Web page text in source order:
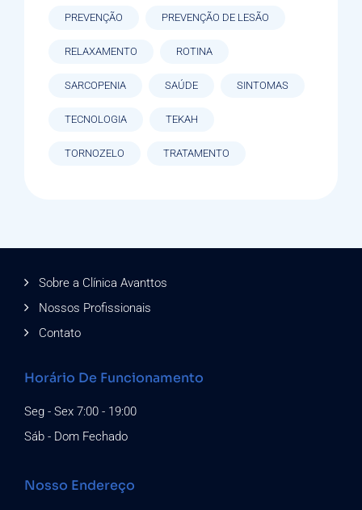
PREVENÇÃO PREVENÇÃO DE LESÃO
RELAXAMENTO ROTINA
SARCOPENIA SAÚDE SINTOMAS
TECNOLOGIA TEKAH
TORNOZELO TRATAMENTO
Sobre a Clínica Avanttos
Nossos Profissionais
Contato
Horário De Funcionamento
Seg - Sex 7:00 - 19:00
Sáb - Dom Fechado
Nosso Endereço